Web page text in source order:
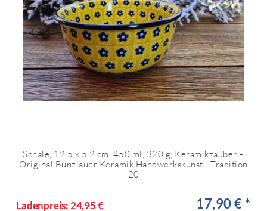
Schale, 12,5 x 5,2 cm, 450 ml, 320 g, Keramikzauber –
Original Bunzlauer Keramik Handwerkskunst - Tradition
20
Ladenpreis:24,95 € 17,90 € *